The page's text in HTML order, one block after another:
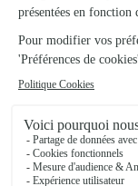
Votre fleuriste
avec
référence,